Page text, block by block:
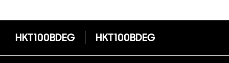
HKT100BDEG HKT100BDEG